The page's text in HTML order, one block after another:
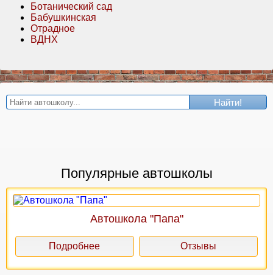
Ботанический сад
Бабушкинская
Отрадное
ВДНХ
Найти!
Популярные автошколы
Автошкола "Папа"
Подробнее Отзывы